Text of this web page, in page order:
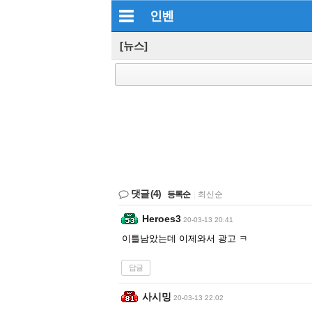
인벤
[뉴스]
댓글(4) 등록순 최신순
Heroes3 20-03-13 20:41
이틀남았는데 이제와서 광고 ㅋ
답글
사시밍 20-03-13 22:02